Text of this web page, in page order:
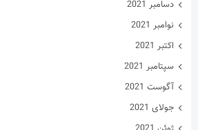
دسامبر 2021
نوامبر 2021
اکتبر 2021
سپتامبر 2021
آگوست 2021
جولای 2021